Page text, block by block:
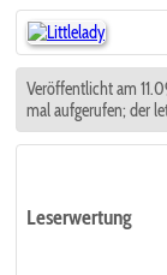
Veröffentlicht am
mal aufgerufen; der
Leserwertung